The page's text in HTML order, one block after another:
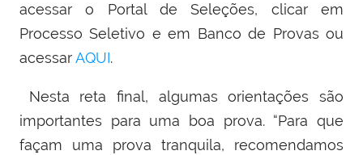
acessar o Portal de Seleções, clicar em
Processo Seletivo e em Banco de Provas ou
acessarAQUI.
Nesta reta final, algumas orientações são
importantes para uma boa prova. “Para que
façam uma prova tranquila, recomendamos